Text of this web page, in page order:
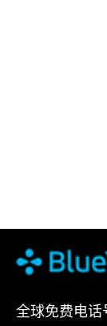
全球免费电话